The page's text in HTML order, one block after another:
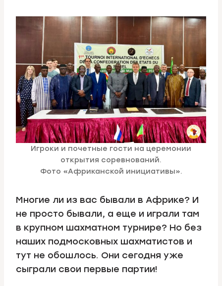
Игроки и почетные гости на церемонии
открытия соревнований.
Фото «Африканской инициативы».
Многие ли из вас бывали в Африке? И
не просто бывали, а еще и играли там
в крупном шахматном турнире? Но без
наших подмосковных шахматистов и
тут не обошлось. Они сегодня уже
сыграли свои первые партии!